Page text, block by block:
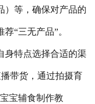
）等，确保对产品的
“三无产品”。
身特点选择合适的渠
带货，通过拍摄育
宝辅食制作教